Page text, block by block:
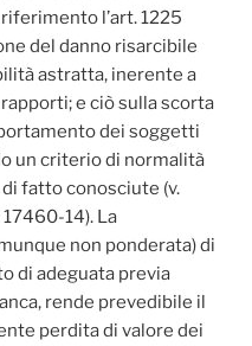
l’art. 1225
del danno risarcibile
astratta, inerente a
e ciò sulla scorta
dei soggetti
un criterio di normalità
fatto conosciute (v.
17460-14). La
non ponderata) di
di adeguata previa
rende prevedibile il
perdita di valore dei